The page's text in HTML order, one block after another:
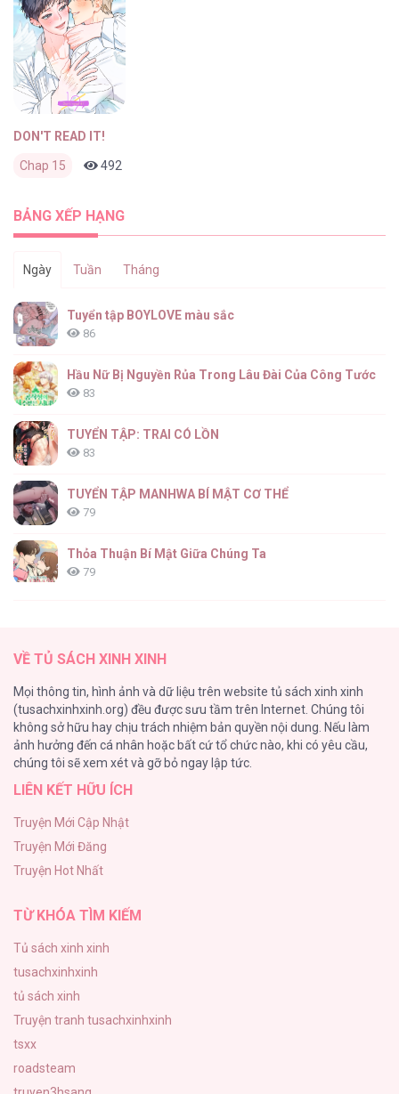
DON'T READ IT!
Chap 15 492
BẢNG XẾP HẠNG
Ngày Tuần Tháng
Tuyển tập BOYLOVE màu sắc
86
Hầu Nữ Bị Nguyền Rủa Trong Lâu Đài Của Công Tước
83
TUYỂN TẬP: TRAI CÓ LỒN
83
TUYỂN TẬP MANHWA BÍ MẬT CƠ THỂ
79
Thỏa Thuận Bí Mật Giữa Chúng Ta
79
51
Bí Mật Thanh Xuân
51
Ảo Mộng tình yêu
Con Tim Rung Động
47
VỀ TỦ SÁCH XINH XINH
Mọi thông tin, hình ảnh và dữ liệu trên website tủ sách xinh xinh
(tusachxinhxinh.org) đều được sưu tầm trên Internet. Chúng tôi
không sở hữu hay chịu trách nhiệm bản quyền nội dung. Nếu làm
ảnh hưởng đến cá nhân hoặc bất cứ tổ chức nào, khi có yêu cầu,
chúng tôi sẽ xem xét và gỡ bỏ ngay lập tức.
LIÊN KẾT HỮU ÍCH
Truyện Mới Cập Nhật
Truyện Mới Đăng
Truyện Hot Nhất
TỪ KHÓA TÌM KIẾM
Tủ sách xinh xinh
tusachxinhxinh
tủ sách xinh
Truyện tranh tusachxinhxinh
tsxx
roadsteam